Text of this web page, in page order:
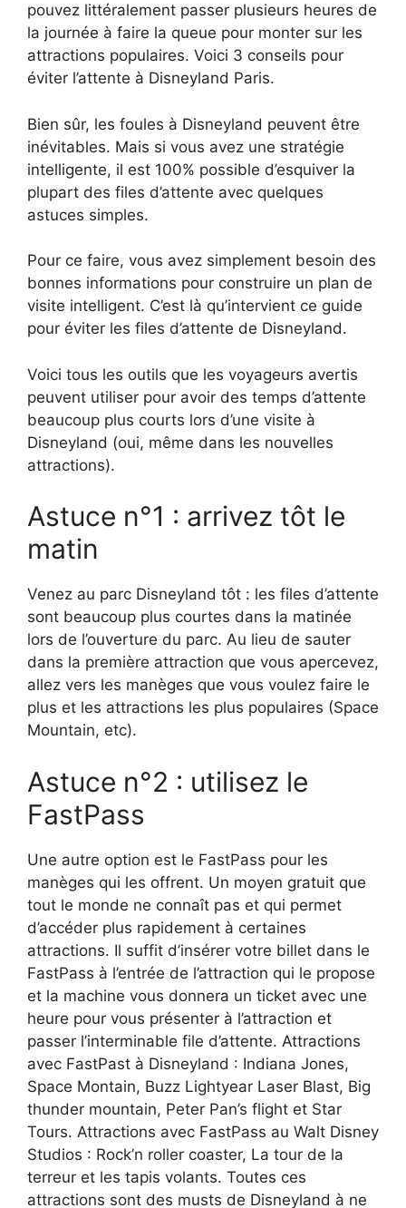
pouvez littéralement passer plusieurs heures de
la journée à faire la queue pour monter sur les
attractions populaires. Voici 3 conseils pour
éviter l’attente à Disneyland Paris.
Bien sûr, les foules à Disneyland peuvent être
inévitables. Mais si vous avez une stratégie
intelligente, il est 100% possible d’esquiver la
plupart des files d’attente avec quelques
astuces simples.
Pour ce faire, vous avez simplement besoin des
bonnes informations pour construire un plan de
visite intelligent. C’est là qu’intervient ce guide
pour éviter les files d’attente de Disneyland.
Voici tous les outils que les voyageurs avertis
peuvent utiliser pour avoir des temps d’attente
beaucoup plus courts lors d’une visite à
Disneyland (oui, même dans les nouvelles
attractions).
Astuce n°1 : arrivez tôt le
matin
Venez au parc Disneyland tôt : les files d’attente
sont beaucoup plus courtes dans la matinée
lors de l’ouverture du parc. Au lieu de sauter
dans la première attraction que vous apercevez,
allez vers les manèges que vous voulez faire le
plus et les attractions les plus populaires (Space
Mountain, etc).
Astuce n°2 : utilisez le
FastPass
Une autre option est le FastPass pour les
manèges qui les offrent. Un moyen gratuit que
tout le monde ne connaît pas et qui permet
d’accéder plus rapidement à certaines
attractions. Il suffit d’insérer votre billet dans le
FastPass à l’entrée de l’attraction qui le propose
et la machine vous donnera un ticket avec une
heure pour vous présenter à l’attraction et
passer l’interminable file d’attente. Attractions
avec FastPast à Disneyland : Indiana Jones,
Space Montain, Buzz Lightyear Laser Blast, Big
thunder mountain, Peter Pan’s flight et Star
Tours. Attractions avec FastPass au Walt Disney
Studios : Rock’n roller coaster, La tour de la
terreur et les tapis volants. Toutes ces
attractions sont des musts de Disneyland à ne